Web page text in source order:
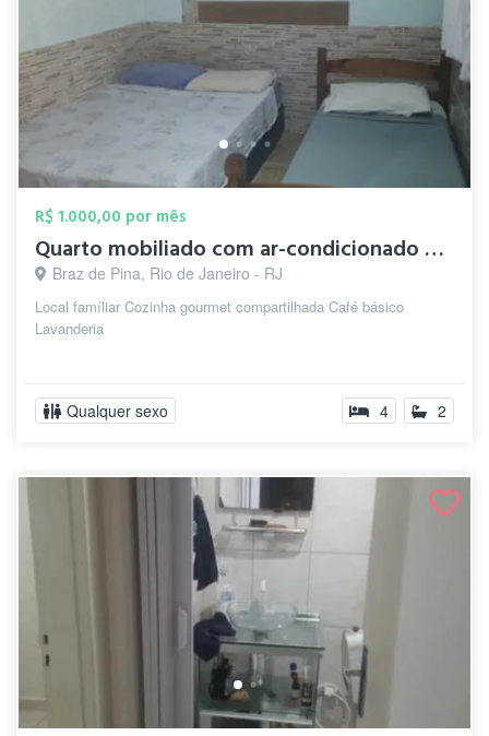
R$ 1.000,00 por mês
Quarto mobiliado com ar-condicionado e W...
Braz de Pina, Rio de Janeiro - RJ
Local famíliar Cozinha gourmet compartilhada Café básico
Lavanderia
Qualquer sexo 4 2